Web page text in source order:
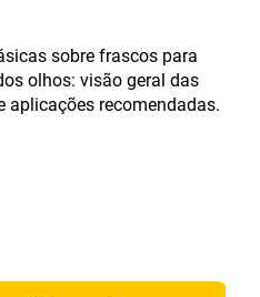
sobre frascos para
olhos: visão geral das
aplicações recomendadas.